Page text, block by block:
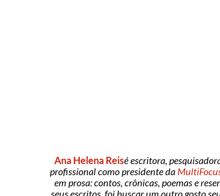
Ana Helena Reisé escritora,
profissional como presidente da
em prosa: contos, crônicas, poemas e